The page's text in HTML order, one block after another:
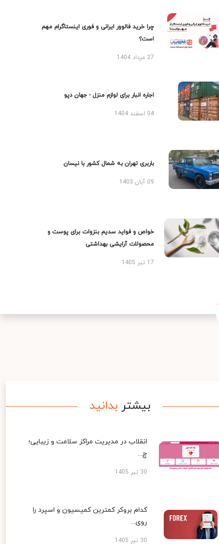
چرا خرید فالوور ایرانی و فوری اینستاگرام مهم
است؟
27 مرداد 1404
اجاره انبار برای لوازم منزل - جهان دپو
04 اسفند 1404
باربری تهران به شمال کشور با نیسان
09 آبان 1403
خواص و فواید سدیم بنزوات برای پوست و
محصولات آرایشی بهداشتی
17 تیر 1405
بیشتر بدانید
انقلاب در مدیریت مراکز سلامت و زیبایی؛
چ...
30 تیر 1405
کدام بروکر کمترین کمیسیون و اسپرد را
روی...
30 تیر 1405